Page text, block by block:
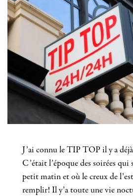
J’ai connu le TIP TOP il y a
C’était l’époque des soirées
petit matin et où le creux de
remplir! Il y’a toute une vie